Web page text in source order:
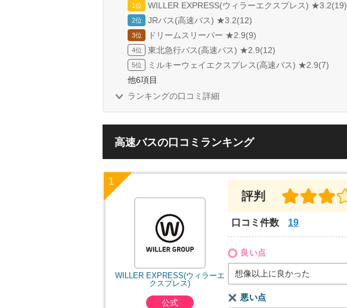
WILLER EXPRESS(ウィラーエクスプレス) ★3.2(19)
JRバス(高速バス) ★3.2(12)
ドリームスリーパー ★2.9(9)
東北急行バス(高速バス) ★2.9(12)
ミルキーウェイエクスプレス(高速バス) ★2.9(7)
他6項目
ランキングの口コミ詳細
高速バスの口コミランキング
WILLER EXPRESS(ウィラーエ
クスプレス)
公式
評判
口コミ件数 19
良い点
想像以上に良かった
悪い点